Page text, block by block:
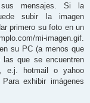
mensajes. Si la
subir la imagen
primero su foto en un
mi-imagen.gif.
su PC (a menos que
que se encuentren
e.j. hotmail o yahoo
exhibir imágenes